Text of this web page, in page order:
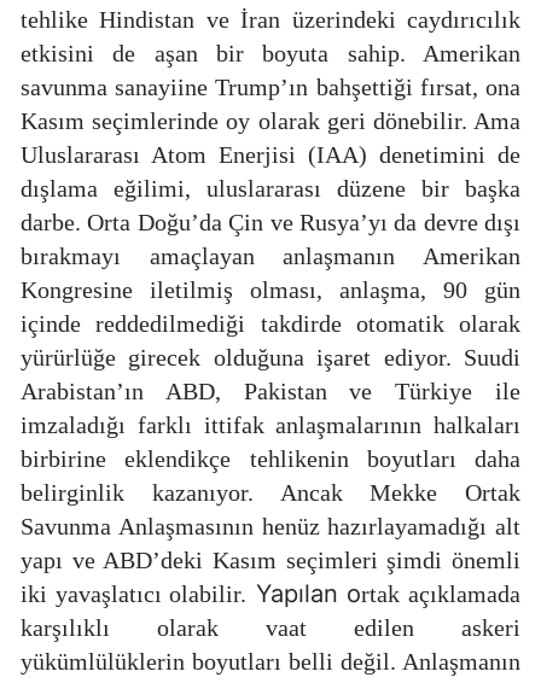
tehlike Hindistan ve İran üzerindeki caydırıcılık
etkisini de aşan bir boyuta sahip. Amerikan
savunma sanayiine Trump’ın bahşettiği fırsat, ona
Kasım seçimlerinde oy olarak geri dönebilir. Ama
Uluslararası Atom Enerjisi (IAA) denetimini de
dışlama eğilimi, uluslararası düzene bir başka
darbe. Orta Doğu’da Çin ve Rusya’yı da devre dışı
bırakmayı amaçlayan anlaşmanın Amerikan
Kongresine iletilmiş olması, anlaşma, 90 gün
içinde reddedilmediği takdirde otomatik olarak
yürürlüğe girecek olduğuna işaret ediyor. Suudi
Arabistan’ın ABD, Pakistan ve Türkiye ile
imzaladığı farklı ittifak anlaşmalarının halkaları
birbirine eklendikçe tehlikenin boyutları daha
belirginlik kazanıyor. Ancak Mekke Ortak
Savunma Anlaşmasının henüz hazırlayamadığı alt
yapı ve ABD’deki Kasım seçimleri şimdi önemli
iki yavaşlatıcı olabilir. Yapılan ortak açıklamada
karşılıklı olarak vaat edilen askeri
yükümlülüklerin boyutları belli değil. Anlaşmanın